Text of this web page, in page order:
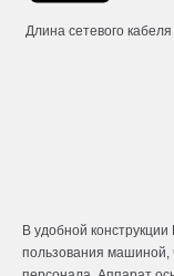
Длина сетевого
В удобной конструкции
пользования машиной,